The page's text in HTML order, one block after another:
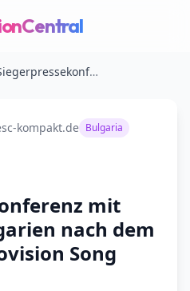
Live-Blog Siegerpressekonferenz mit DARA aus Bulgarien nach dem Finale des Eurovision Song Contest 2026
kompakt.de Bulgaria
mit
nach dem
Song